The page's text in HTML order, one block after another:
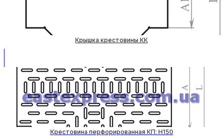
Крышка крестовины КК
Крестовина перфорированная КП: H150